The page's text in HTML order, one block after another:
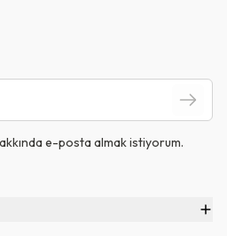
e-posta almak istiyorum.